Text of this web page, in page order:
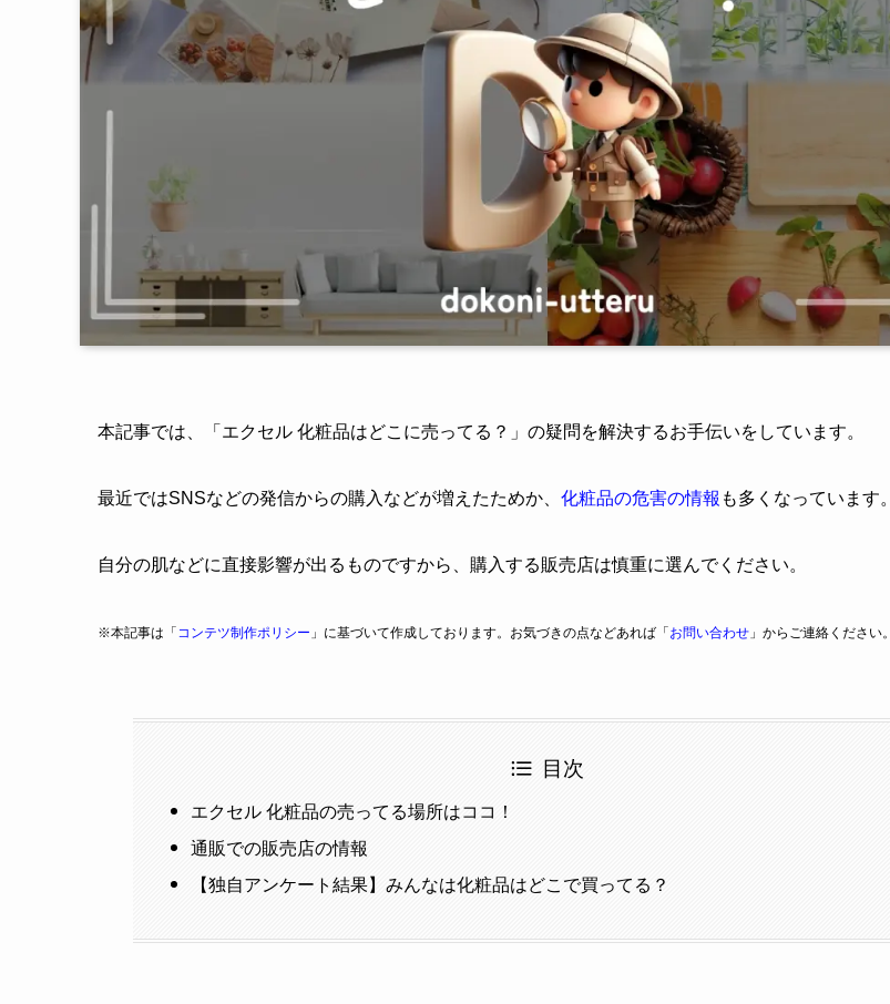
本記事では、「エクセル 化粧品はどこに売ってる？」の疑問を解決するお手伝いをしています。
最近ではSNSなどの発信からの購入などが増えたためか、 化粧品の危害の情報 も多くなっています。
自分の肌などに直接影響が出るものですから、購入する販売店は慎重に選んでください。
※本記事は「 コンテツ制作ポリシー 」に基づいて作成しております。お気づきの点などあれば「 お問い合わせ 」からご連絡ください。
目次
エクセル 化粧品の売ってる場所はココ！
通販での販売店の情報
【独自アンケート結果】みんなは化粧品はどこで買ってる？